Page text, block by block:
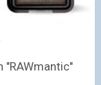
"RAWmantic"